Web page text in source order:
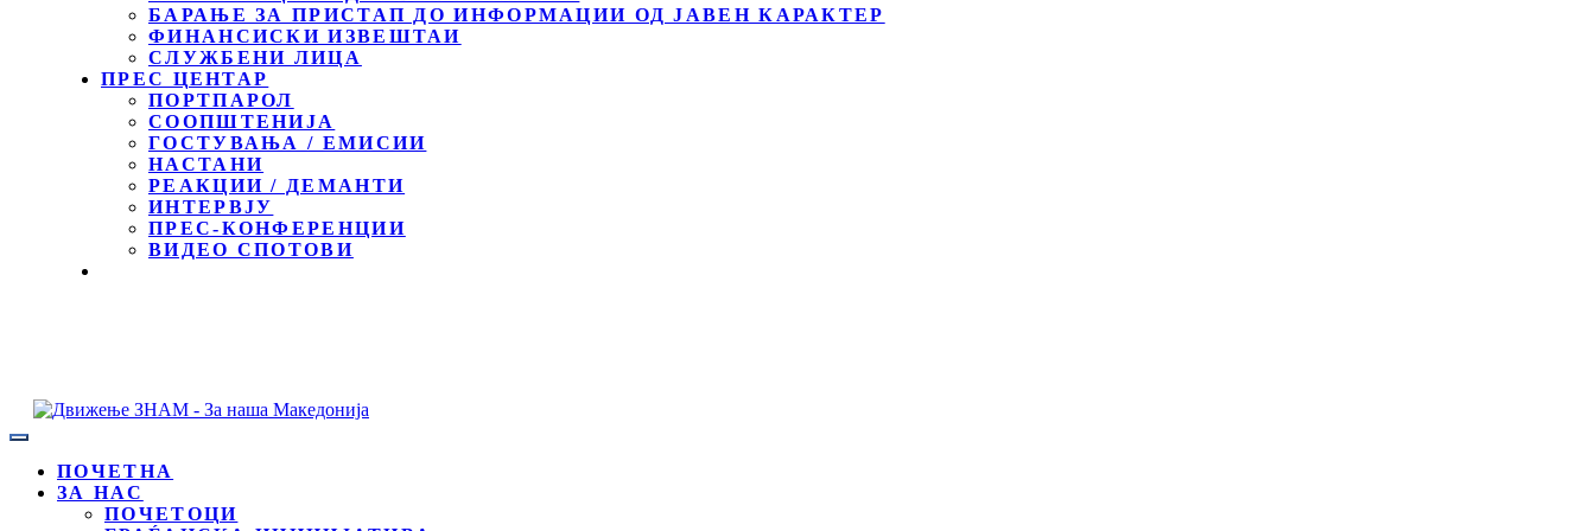
БАРАЊЕ ЗА ПРИСТАП ДО ИНФОРМАЦИИ ОД ЈАВЕН КАРАКТЕР
ФИНАНСИСКИ ИЗВЕШТАИ
СЛУЖБЕНИ ЛИЦА
ПРЕС ЦЕНТАР
ПОРТПАРОЛ
СООПШТЕНИЈА
ГОСТУВАЊА / ЕМИСИИ
НАСТАНИ
РЕАКЦИИ / ДЕМАНТИ
ИНТЕРВЈУ
ПРЕС-КОНФЕРЕНЦИИ
ВИДЕО СПОТОВИ
ПОЧЕТНА
ЗА НАС
ПОЧЕТОЦИ